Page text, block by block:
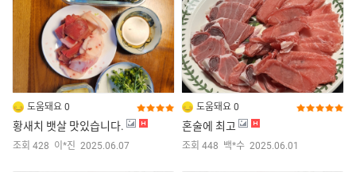
도움돼요 0
황새치 뱃살 맛있습니다.
조회 428 이*진 2025.06.07
도움돼요 0
혼술에 최고
조회 448 백*수 2025.06.01